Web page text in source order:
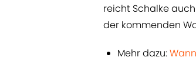
reicht Schalke
der kommenden
Mehr dazu: